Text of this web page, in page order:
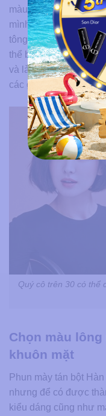
màu sắc phù hợp với
mình muốn. Nếu là
tông màu tươi tắn và
thể bị“dừ”.Còn đối
và làm mất phong
các gam màu trầm
Quý cô trên 30 có thể
Chọn màu
khuôn mặt
Phun mày tán bột
nhưng để có được
kiểu dáng cũng như